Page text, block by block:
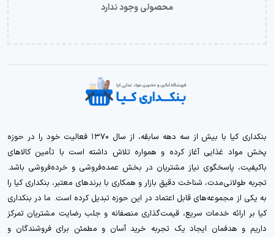
محصولی وجود ندارد
بنکداری کیا با بیش از سه دهه سابقه، از سال ۱۳۷۰ فعالیت خود را در حوزه
پخش مواد غذایی آغاز کرده و همواره تلاش داشته است با تأمین کالاهای
باکیفیت، پاسخگوی نیاز مشتریان در بخش عمده‌فروشی و خرده‌فروشی باشد.
تجربه طولانی‌مدت، شناخت دقیق بازار و همکاری با برندهای معتبر، بنکداری کیا را
به یکی از مجموعه‌های قابل اعتماد در این حوزه تبدیل کرده است. ما در بنکداری
کیا بر ارائه خدمات سریع، قیمت‌گذاری منصفانه و جلب رضایت مشتریان تمرکز
داریم و هدفمان ایجاد یک تجربه خرید آسان و مطمئن برای فروشندگان و